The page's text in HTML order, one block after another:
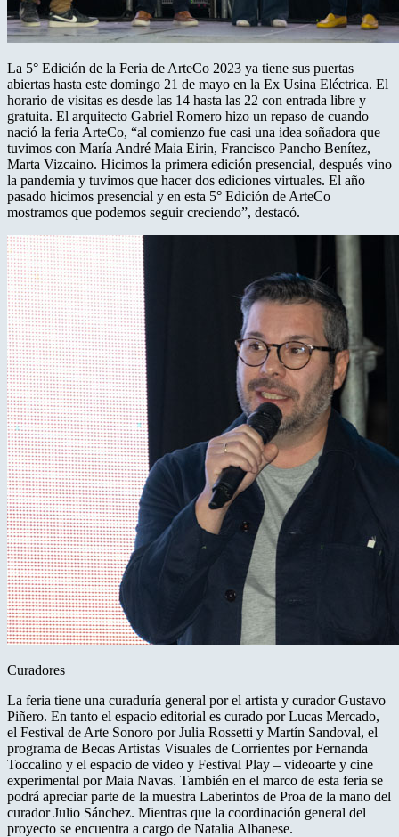
La 5° Edición de la Feria de ArteCo 2023 ya tiene sus puertas
abiertas hasta este domingo 21 de mayo en la Ex Usina Eléctrica. El
horario de visitas es desde las 14 hasta las 22 con entrada libre y
gratuita. El arquitecto Gabriel Romero hizo un repaso de cuando
nació la feria ArteCo, “al comienzo fue casi una idea soñadora que
tuvimos con María André Maia Eirin, Francisco Pancho Benítez,
Marta Vizcaino. Hicimos la primera edición presencial, después vino
la pandemia y tuvimos que hacer dos ediciones virtuales. El año
pasado hicimos presencial y en esta 5° Edición de ArteCo
mostramos que podemos seguir creciendo”, destacó.
Curadores
La feria tiene una curaduría general por el artista y curador Gustavo
Piñero. En tanto el espacio editorial es curado por Lucas Mercado,
el Festival de Arte Sonoro por Julia Rossetti y Martín Sandoval, el
programa de Becas Artistas Visuales de Corrientes por Fernanda
Toccalino y el espacio de video y Festival Play – videoarte y cine
experimental por Maia Navas. También en el marco de esta feria se
podrá apreciar parte de la muestra Laberintos de Proa de la mano del
curador Julio Sánchez. Mientras que la coordinación general del
proyecto se encuentra a cargo de Natalia Albanese.